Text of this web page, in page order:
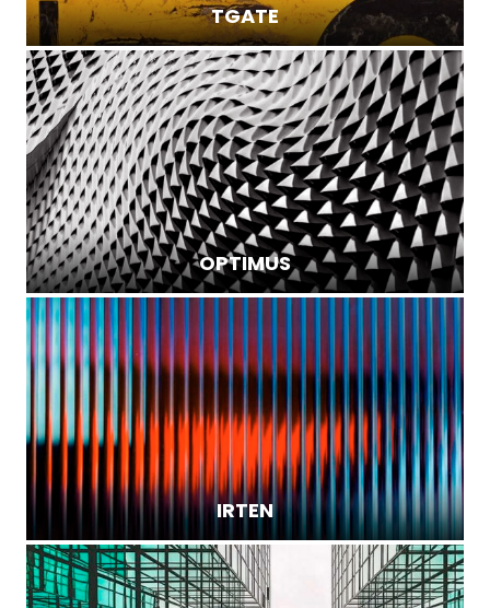
TGATE
OPTIMUS
IRTEN